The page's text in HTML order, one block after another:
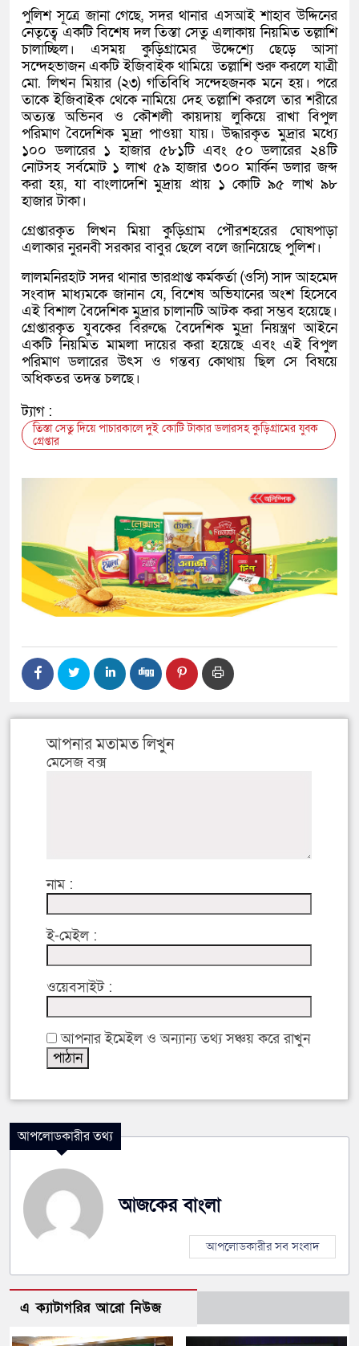
পুলিশ সূত্রে জানা গেছে, সদর থানার এসআই শাহাব উদ্দিনের
নেতৃত্বে একটি বিশেষ দল তিস্তা সেতু এলাকায় নিয়মিত তল্লাশি
চালাচ্ছিল। এসময় কুড়িগ্রামের উদ্দেশ্যে ছেড়ে আসা
সন্দেহভাজন একটি ইজিবাইক থামিয়ে তল্লাশি শুরু করলে যাত্রী
মো. লিখন মিয়ার (২৩) গতিবিধি সন্দেহজনক মনে হয়। পরে
তাকে ইজিবাইক থেকে নামিয়ে দেহ তল্লাশি করলে তার শরীরে
অত্যন্ত অভিনব ও কৌশলী কায়দায় লুকিয়ে রাখা বিপুল
পরিমাণ বৈদেশিক মুদ্রা পাওয়া যায়। উদ্ধারকৃত মুদ্রার মধ্যে
১০০ ডলারের ১ হাজার ৫৮১টি এবং ৫০ ডলারের ২৪টি
নোটসহ সর্বমোট ১ লাখ ৫৯ হাজার ৩০০ মার্কিন ডলার জব্দ
করা হয়, যা বাংলাদেশি মুদ্রায় প্রায় ১ কোটি ৯৫ লাখ ৯৮
হাজার টাকা।
গ্রেপ্তারকৃত লিখন মিয়া কুড়িগ্রাম পৌরশহরের ঘোষপাড়া
এলাকার নুরনবী সরকার বাবুর ছেলে বলে জানিয়েছে পুলিশ।
লালমনিরহাট সদর থানার ভারপ্রাপ্ত কর্মকর্তা (ওসি) সাদ আহমেদ
সংবাদ মাধ্যমকে জানান যে, বিশেষ অভিযানের অংশ হিসেবে
এই বিশাল বৈদেশিক মুদ্রার চালানটি আটক করা সম্ভব হয়েছে।
গ্রেপ্তারকৃত যুবকের বিরুদ্ধে বৈদেশিক মুদ্রা নিয়ন্ত্রণ আইনে
একটি নিয়মিত মামলা দায়ের করা হয়েছে এবং এই বিপুল
পরিমাণ ডলারের উৎস ও গন্তব্য কোথায় ছিল সে বিষয়ে
অধিকতর তদন্ত চলছে।
ট্যাগ :
তিস্তা সেতু দিয়ে পাচারকালে দুই কোটি টাকার ডলারসহ কুড়িগ্রামের যুবক
গ্রেপ্তার
আপনার মতামত লিখুন
মেসেজ বক্স
নাম :
ই-মেইল :
ওয়েবসাইট :
আপনার ইমেইল ও অন্যান্য তথ্য সঞ্চয় করে রাখুন
আপলোডকারীর তথ্য
আজকের বাংলা
আপলোডকারীর সব সংবাদ
এ ক্যাটাগরির আরো নিউজ